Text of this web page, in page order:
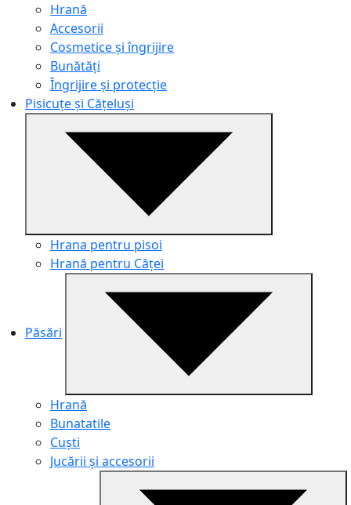
Hrană
Accesorii
Cosmetice și îngrijire
Bunătăți
Îngrijire și protecție
Pisicuțe și Cățeluși
Hrana pentru pisoi
Hrană pentru Căței
Păsări
Hrană
Bunatatile
Cuști
Jucării și accesorii